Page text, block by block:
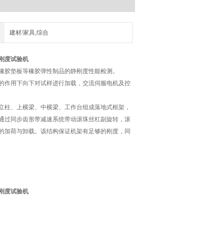
建材/家具,综合
度试验机
垫板等橡胶弹性制品的静刚度性能检测。
作用下向下对试样进行加载，交流伺服电机及控
、上横梁、中横梁、工作台组成落地式框架，
过同步齿形带减速系统带动滚珠丝杠副旋转，滚
荷与卸载。该结构保证机架有足够的刚度，同
度试验机